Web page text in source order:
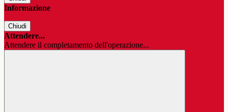
Informazione
Chiudi
Attendere...
Attendere il completamento dell'operazione...